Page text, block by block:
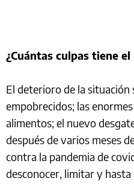
¿Cuántas culpas tiene
El deterioro de la situación
empobrecidos; las
alimentos; el nuevo
después de varios meses
contra la pandemia de
desconocer, limitar y hasta